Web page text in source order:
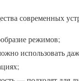
современных
режимов;
использовать